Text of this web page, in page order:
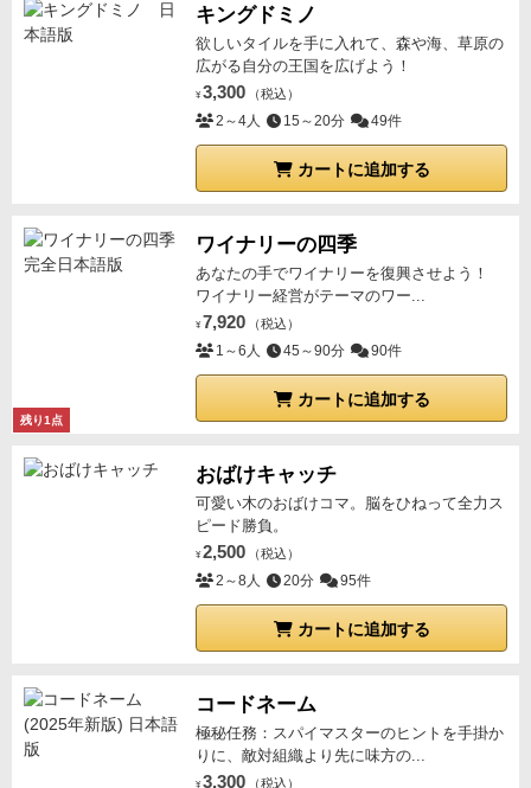
キングドミノ
欲しいタイルを手に入れて、森や海、草原の
広がる自分の王国を広げよう！
¥ 3,300 （税込）
2～4人 15～20分 49件
カートに追加する
残り1点
ワイナリーの四季
あなたの手でワイナリーを復興させよう！
ワイナリー経営がテーマのワー...
¥ 7,920 （税込）
1～6人 45～90分 90件
カートに追加する
おばけキャッチ
可愛い木のおばけコマ。脳をひねって全力ス
ピード勝負。
¥ 2,500 （税込）
2～8人 20分 95件
カートに追加する
コードネーム
極秘任務：スパイマスターのヒントを手掛か
りに、敵対組織より先に味方の...
¥ 3,300 （税込）